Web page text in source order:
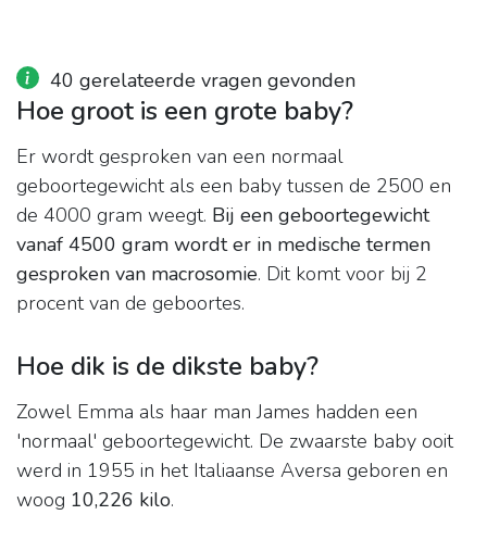
40 gerelateerde vragen gevonden
Hoe groot is een grote baby?
Er wordt gesproken van een normaal
geboortegewicht als een baby tussen de 2500 en
de 4000 gram weegt. Bij een geboortegewicht
vanaf 4500 gram wordt er in medische termen
gesproken van macrosomie. Dit komt voor bij 2
procent van de geboortes.
Hoe dik is de dikste baby?
Zowel Emma als haar man James hadden een
'normaal' geboortegewicht. De zwaarste baby ooit
werd in 1955 in het Italiaanse Aversa geboren en
woog 10,226 kilo.